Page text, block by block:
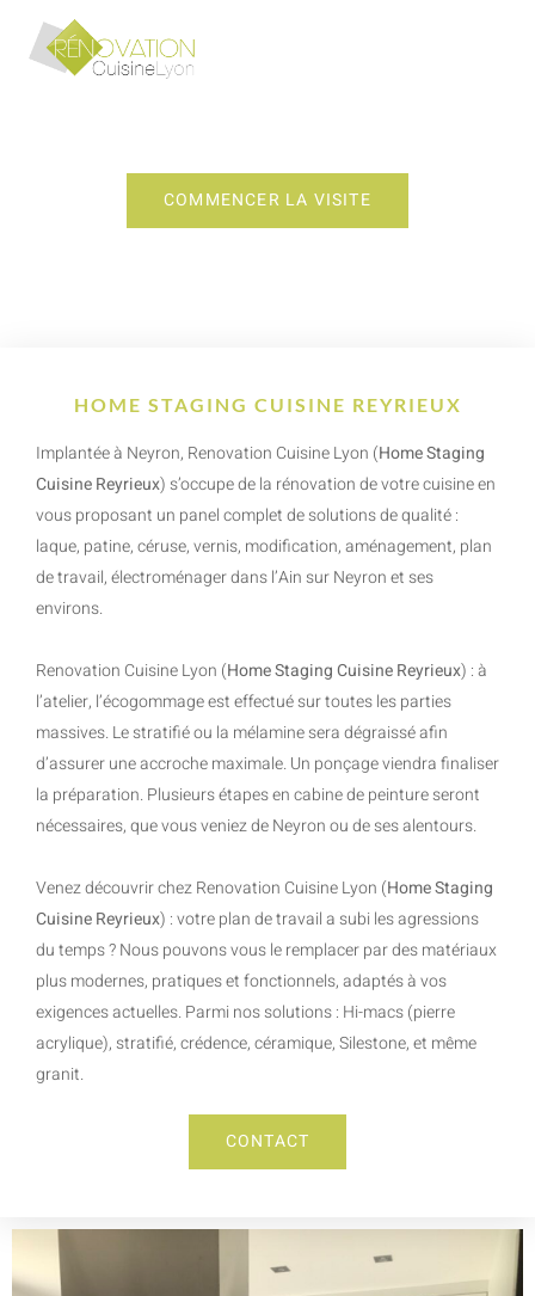
COMMENCER LA VISITE
HOME STAGING CUISINE REYRIEUX
Implantée à Neyron, Renovation Cuisine Lyon (Home Staging
Cuisine Reyrieux) s’occupe de la rénovation de votre cuisine en
vous proposant un panel complet de solutions de qualité :
laque, patine, céruse, vernis, modification, aménagement, plan
de travail, électroménager dans l’Ain sur Neyron et ses
environs.
Renovation Cuisine Lyon (Home Staging Cuisine Reyrieux) : à
l’atelier, l’écogommage est effectué sur toutes les parties
massives. Le stratifié ou la mélamine sera dégraissé afin
d’assurer une accroche maximale. Un ponçage viendra finaliser
la préparation. Plusieurs étapes en cabine de peinture seront
nécessaires, que vous veniez de Neyron ou de ses alentours.
Venez découvrir chez Renovation Cuisine Lyon (Home Staging
Cuisine Reyrieux) : votre plan de travail a subi les agressions
du temps ? Nous pouvons vous le remplacer par des matériaux
plus modernes, pratiques et fonctionnels, adaptés à vos
exigences actuelles. Parmi nos solutions : Hi-macs (pierre
acrylique), stratifié, crédence, céramique, Silestone, et même
granit.
CONTACT